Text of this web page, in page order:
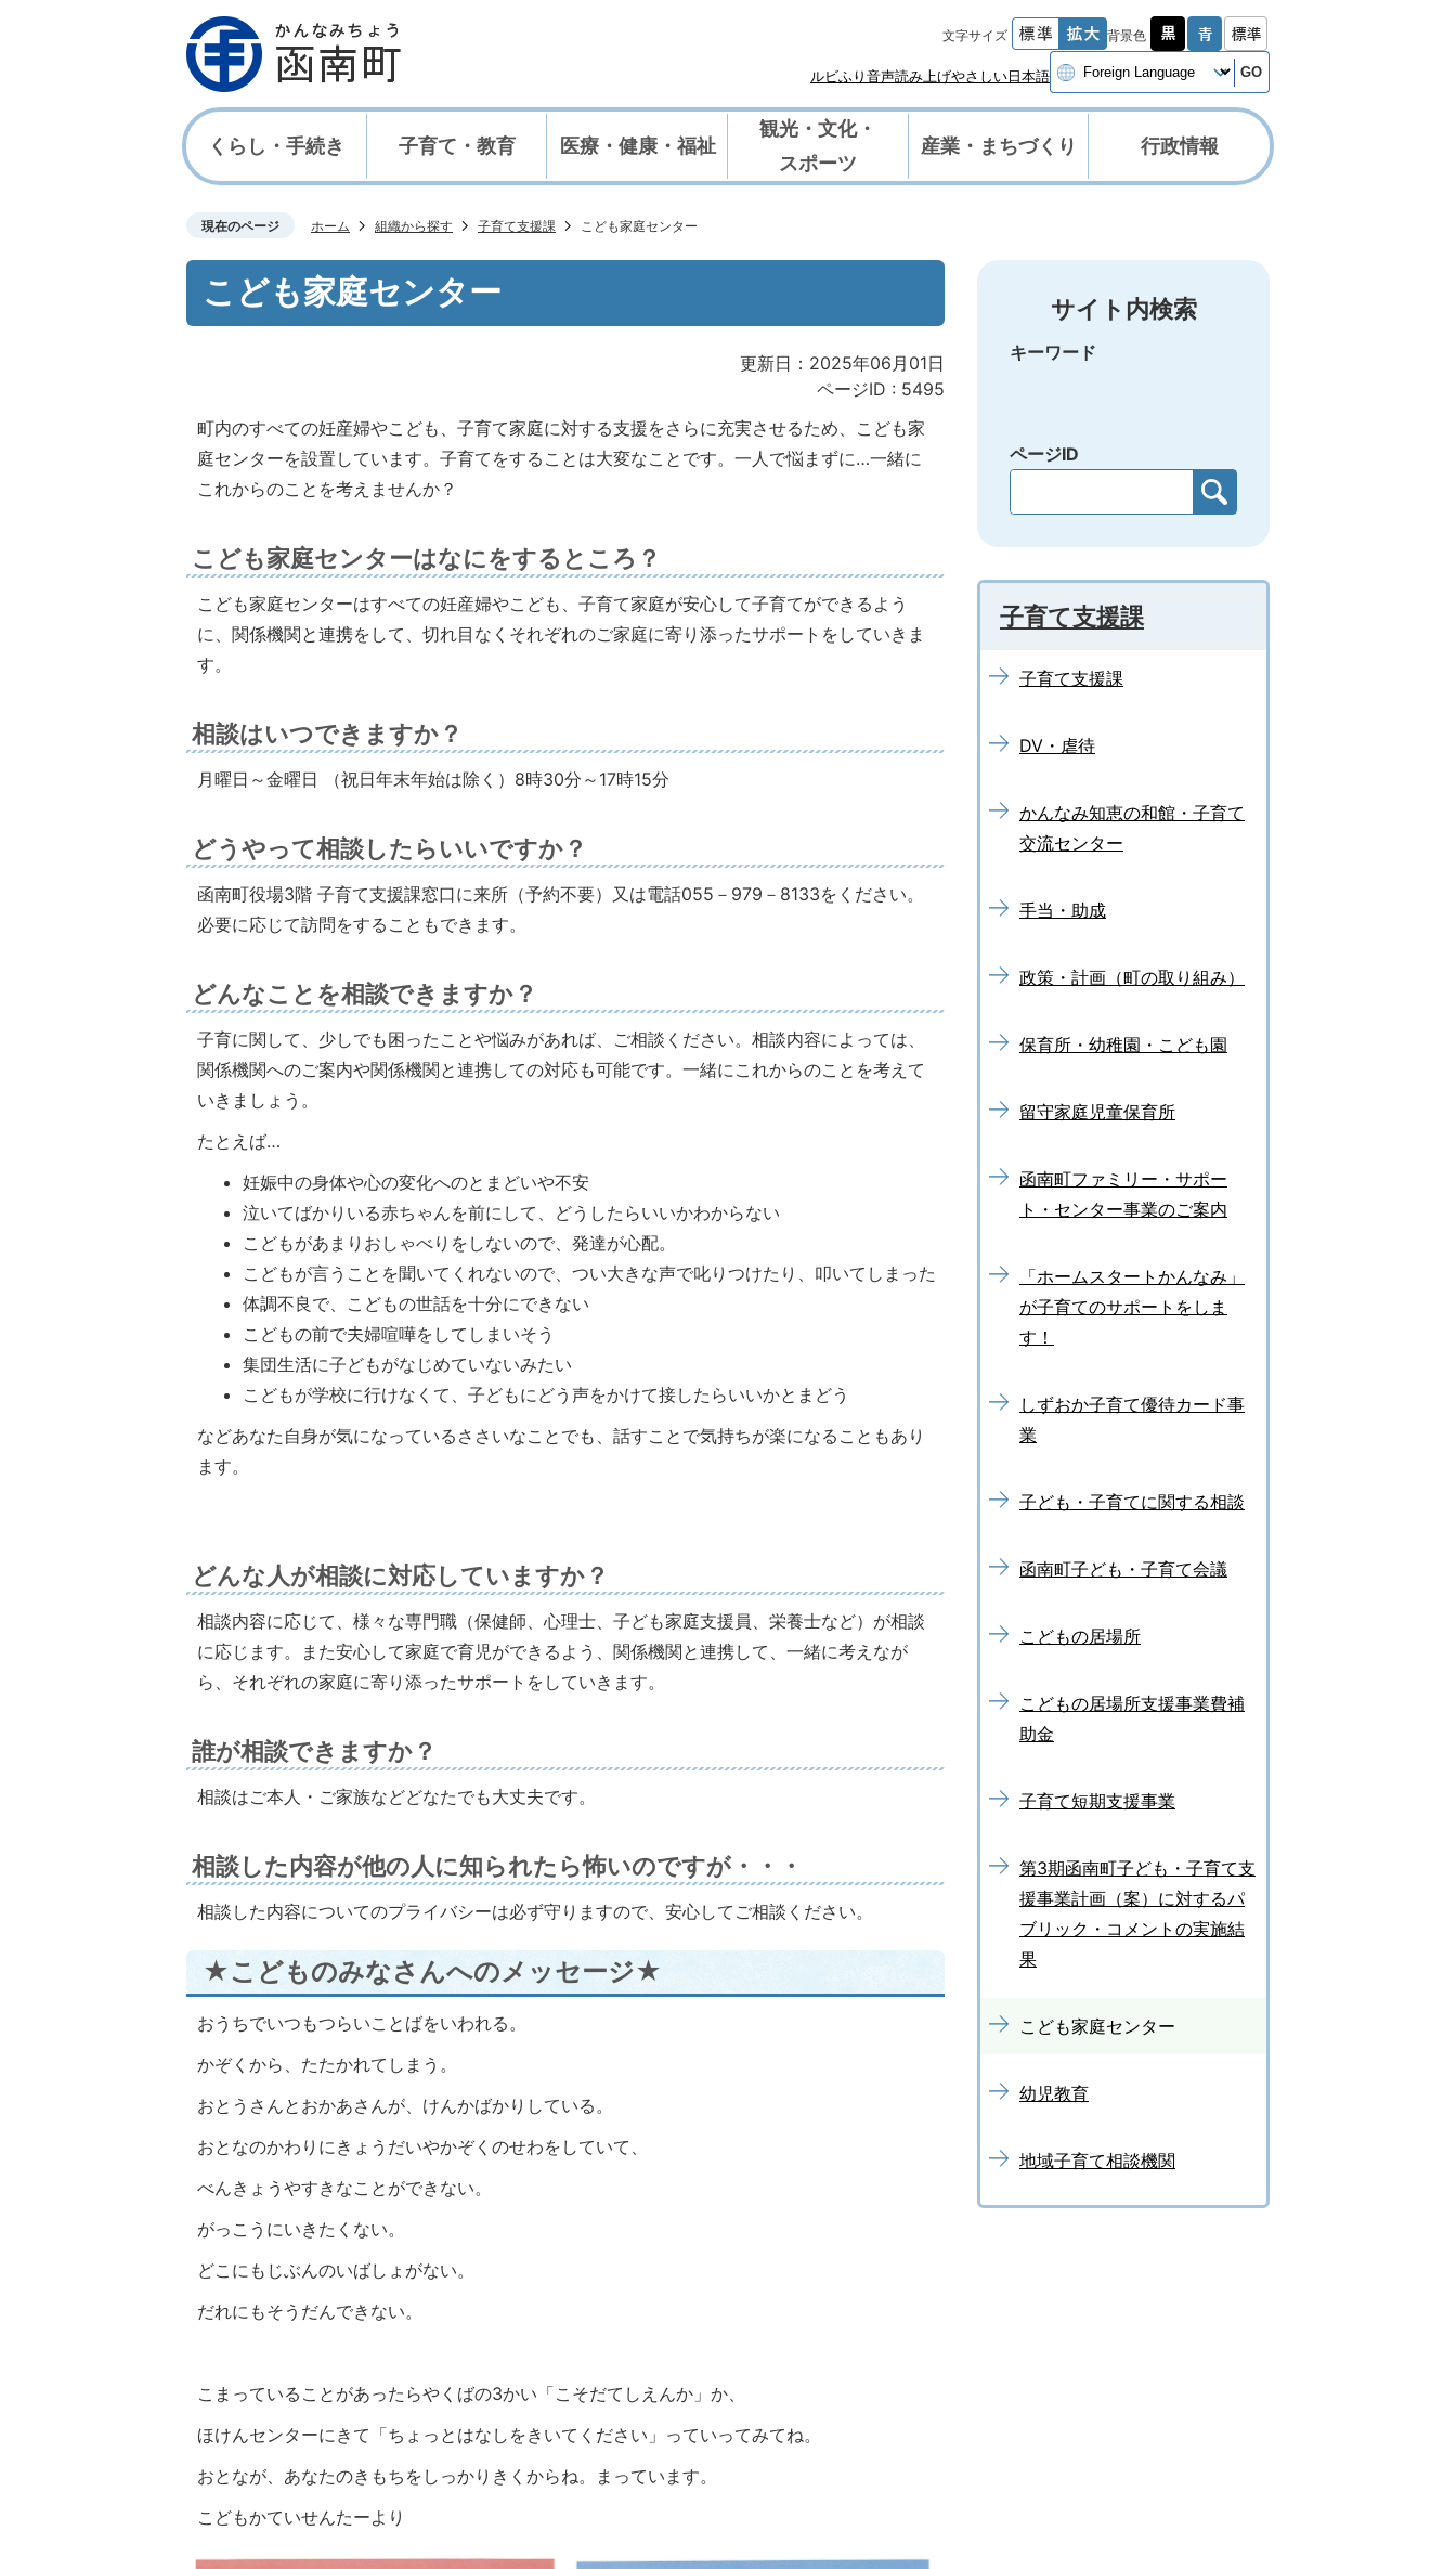
文字サイズ 背景色
ルビふり 音声読み上げやさしい日本語 GO
くらし・手続き 子育て・教育 医療・健康・福祉
観光・文化・
スポーツ
産業・まちづくり 行政情報
現在のページ ホーム 組織から探す 子育て支援課 こども家庭センター
こども家庭センター
更新日：2025年06月01日
ページID : 5495
町内のすべての妊産婦やこども、子育て家庭に対する支援をさらに充実させるため、こども家
庭センターを設置しています。子育てをすることは大変なことです。一人で悩まずに…一緒に
これからのことを考えませんか？
こども家庭センターはなにをするところ？
こども家庭センターはすべての妊産婦やこども、子育て家庭が安心して子育てができるよう
に、関係機関と連携をして、切れ目なくそれぞれのご家庭に寄り添ったサポートをしていきま
す。
相談はいつできますか？
月曜日～金曜日 （祝日年末年始は除く）8時30分～17時15分
どうやって相談したらいいですか？
函南町役場3階 子育て支援課窓口に来所（予約不要）又は電話055－979－8133をください。
必要に応じて訪問をすることもできます。
どんなことを相談できますか？
子育に関して、少しでも困ったことや悩みがあれば、ご相談ください。相談内容によっては、
関係機関へのご案内や関係機関と連携しての対応も可能です。一緒にこれからのことを考えて
いきましょう。
たとえば…
妊娠中の身体や心の変化へのとまどいや不安
泣いてばかりいる赤ちゃんを前にして、どうしたらいいかわからない
こどもがあまりおしゃべりをしないので、発達が心配。
こどもが言うことを聞いてくれないので、つい大きな声で叱りつけたり、叩いてしまった
体調不良で、こどもの世話を十分にできない
こどもの前で夫婦喧嘩をしてしまいそう
集団生活に子どもがなじめていないみたい
こどもが学校に行けなくて、子どもにどう声をかけて接したらいいかとまどう
などあなた自身が気になっているささいなことでも、話すことで気持ちが楽になることもあり
ます。
どんな人が相談に対応していますか？
相談内容に応じて、様々な専門職（保健師、心理士、子ども家庭支援員、栄養士など）が相談
に応じます。また安心して家庭で育児ができるよう、関係機関と連携して、一緒に考えなが
ら、それぞれの家庭に寄り添ったサポートをしていきます。
誰が相談できますか？
相談はご本人・ご家族などどなたでも大丈夫です。
相談した内容が他の人に知られたら怖いのですが・・・
相談した内容についてのプライバシーは必ず守りますので、安心してご相談ください。
★こどものみなさんへのメッセージ★
おうちでいつもつらいことばをいわれる。
かぞくから、たたかれてしまう。
おとうさんとおかあさんが、けんかばかりしている。
おとなのかわりにきょうだいやかぞくのせわをしていて、
べんきょうやすきなことができない。
がっこうにいきたくない。
どこにもじぶんのいばしょがない。
だれにもそうだんできない。
こまっていることがあったらやくばの3かい「こそだてしえんか」か、
ほけんセンターにきて「ちょっとはなしをきいてください」っていってみてね。
おとなが、あなたのきもちをしっかりきくからね。まっています。
こどもかていせんたーより
サイト内検索
キーワード
ページID
子育て支援課
子育て支援課
DV・虐待
かんなみ知恵の和館・子育て
交流センター
手当・助成
政策・計画（町の取り組み）
保育所・幼稚園・こども園
留守家庭児童保育所
函南町ファミリー・サポー
ト・センター事業のご案内
「ホームスタートかんなみ」
が子育てのサポートをしま
す！
しずおか子育て優待カード事
業
子ども・子育てに関する相談
函南町子ども・子育て会議
こどもの居場所
こどもの居場所支援事業費補
助金
子育て短期支援事業
第3期函南町子ども・子育て支
援事業計画（案）に対するパ
ブリック・コメントの実施結
果
こども家庭センター
幼児教育
地域子育て相談機関